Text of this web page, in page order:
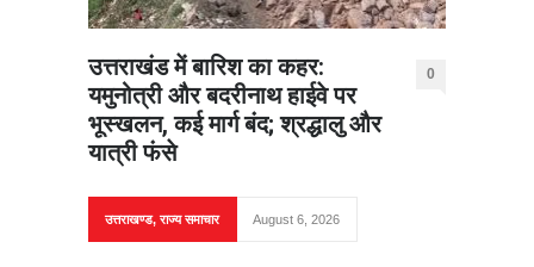
उत्तराखंड में बारिश का कहर:
यमुनोत्री और बदरीनाथ हाईवे पर
भूस्खलन, कई मार्ग बंद; श्रद्धालु और
यात्री फंसे
0
उत्तराखण्ड,राज्य समाचार August 6, 2026